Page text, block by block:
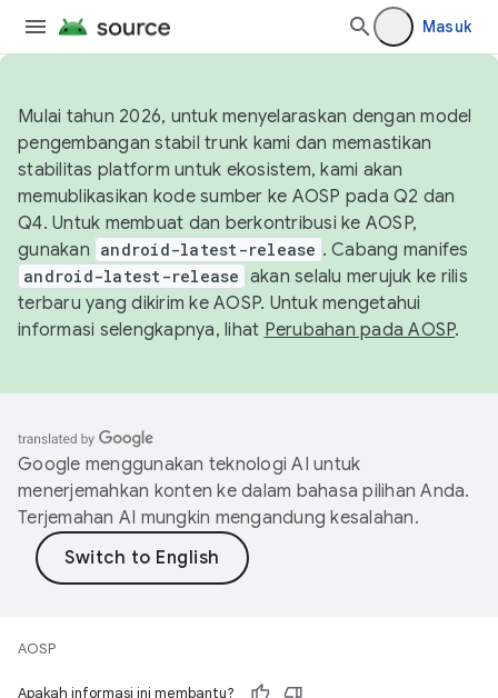
Masuk
Mulai tahun 2026, untuk menyelaraskan dengan model
pengembangan stabil trunk kami dan memastikan
stabilitas platform untuk ekosistem, kami akan
memublikasikan kode sumber ke AOSP pada Q2 dan
Q4. Untuk membuat dan berkontribusi ke AOSP,
gunakan android-latest-release . Cabang manifes
android-latest-release akan selalu merujuk ke rilis
terbaru yang dikirim ke AOSP. Untuk mengetahui
informasi selengkapnya, lihat Perubahan pada AOSP.
Google menggunakan teknologi AI untuk
menerjemahkan konten ke dalam bahasa pilihan Anda.
Terjemahan AI mungkin mengandung kesalahan.
AOSP
Apakah informasi ini membantu?